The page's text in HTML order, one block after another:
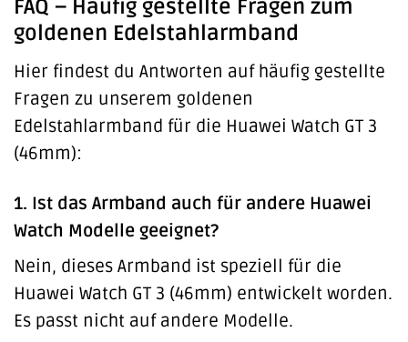
FAQ – Häufig gestellte Fragen zum
goldenen Edelstahlarmband
Hier findest du Antworten auf häufig gestellte
Fragen zu unserem goldenen
Edelstahlarmband für die Huawei Watch GT 3
(46mm):
1. Ist das Armband auch für andere Huawei
Watch Modelle geeignet?
Nein, dieses Armband ist speziell für die
Huawei Watch GT 3 (46mm) entwickelt worden.
Es passt nicht auf andere Modelle.